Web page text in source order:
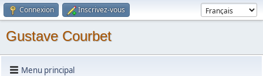
Connexion Inscrivez-vous
Gustave Courbet
Menu principal